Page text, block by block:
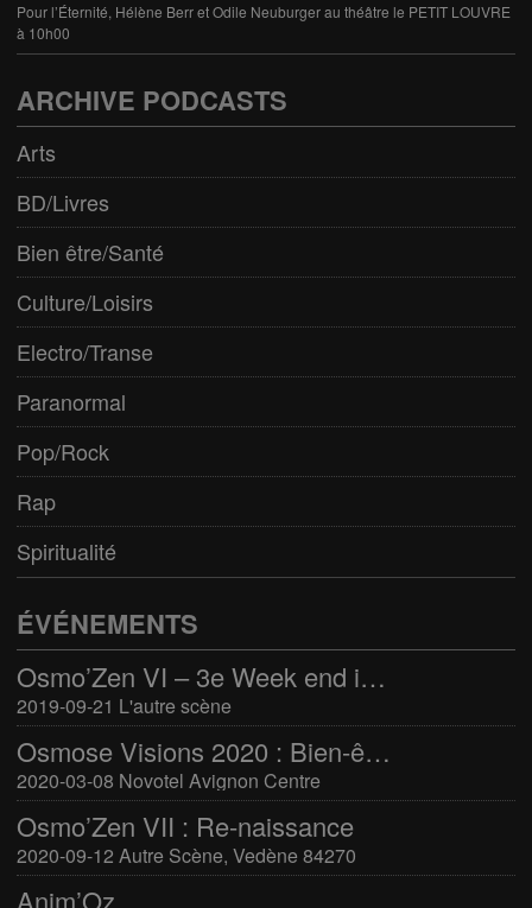
Pour l’Éternité, Hélène Berr et Odile Neuburger au théâtre le PETIT LOUVRE
à 10h00
ARCHIVE PODCASTS
Arts
BD/Livres
Bien être/Santé
Culture/Loisirs
Electro/Transe
Paranormal
Pop/Rock
Rap
Spiritualité
ÉVÉNEMENTS
Osmo’Zen VI – 3e Week end international du bien-être
2019-09-21 L'autre scène
Osmose Visions 2020 : Bien-être et arts divinatoires
2020-03-08 Novotel Avignon Centre
Osmo’Zen VII : Re-naissance
2020-09-12 Autre Scène, Vedène 84270